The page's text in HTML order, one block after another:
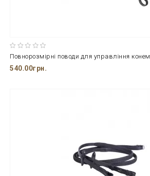
Повнорозмірні поводи для управління конем
540.00грн.